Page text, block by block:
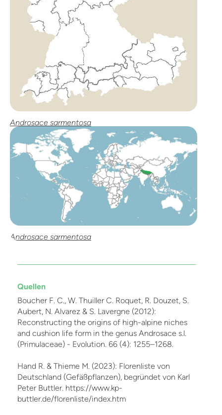
Androsace sarmentosa
Androsace sarmentosa
Quellen
Boucher F. C., W. Thuiller C. Roquet, R. Douzet, S.
Aubert, N. Alvarez & S. Lavergne (2012):
Reconstructing the origins of high-alpine niches
and cushion life form in the genus Androsace s.l.
(Primulaceae) - Evolution. 66 (4): 1255–1268.
Hand R. & Thieme M. (2023): Florenliste von
Deutschland (Gefäßpflanzen), begründet von Karl
Peter Buttler. https://www.kp-
buttler.de/florenliste/index.htm